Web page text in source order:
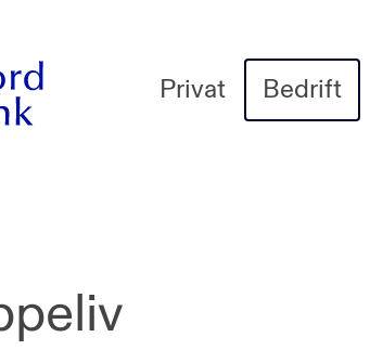
Privat
Bedrift
Miljøfyrtårn-